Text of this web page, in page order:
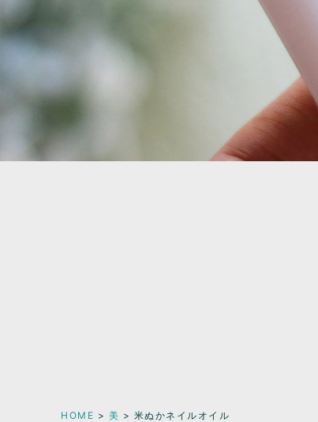
HOME 美 米ぬかネイルオイル